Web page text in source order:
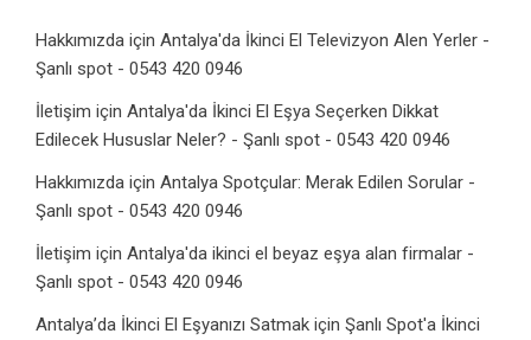
Hakkımızda için Antalya'da İkinci El Televizyon Alen Yerler -
Şanlı spot - 0543 420 0946
İletişim için Antalya'da İkinci El Eşya Seçerken Dikkat
Edilecek Hususlar Neler? - Şanlı spot - 0543 420 0946
Hakkımızda için Antalya Spotçular: Merak Edilen Sorular -
Şanlı spot - 0543 420 0946
İletişim için Antalya'da ikinci el beyaz eşya alan firmalar -
Şanlı spot - 0543 420 0946
Antalya’da İkinci El Eşyanızı Satmak için Şanlı Spot'a İkinci